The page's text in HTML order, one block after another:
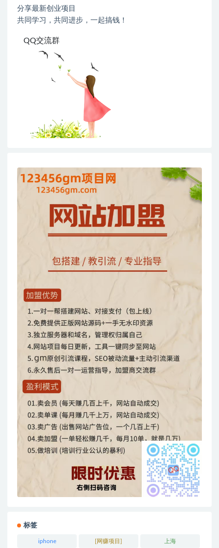
分享最新创业项目
共同学习，共同进步，一起搞钱！
QQ交流群
标签
iphone [网赚项目] 上海